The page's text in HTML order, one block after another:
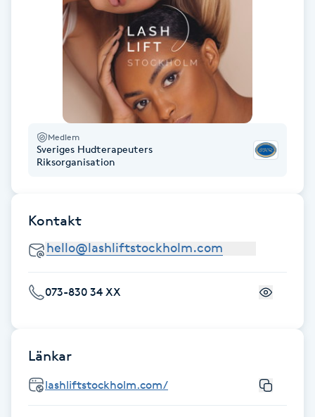
Kinesiologi
Kinesisk medicin
Klangmassage
Klippning & Slingor
Klippning ungdom
Koppningsmassage
Kosmetisk tatuering
Kostrådgivning
Medlem
Sveriges Hudterapeuters
Riksorganisation
Kontakt
073-830 34 XX
Länkar
lashliftstockholm.com/